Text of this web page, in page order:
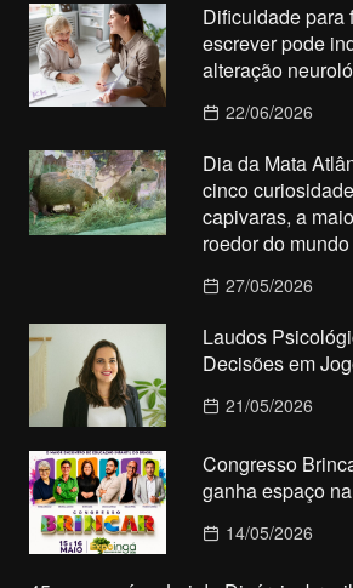
Dificuldade para
escrever pode
alteração
22/06/2026
Dia da Mata
cinco
capivaras, a
roedor do mundo
27/05/2026
Laudos
Decisões em
21/05/2026
Congresso
ganha espaço
14/05/2026